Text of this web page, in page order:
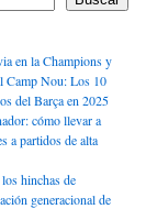
en la Champions y
Camp Nou: Los 10
del Barça en 2025
cómo llevar a
a partidos de alta
hinchas de
generacional de